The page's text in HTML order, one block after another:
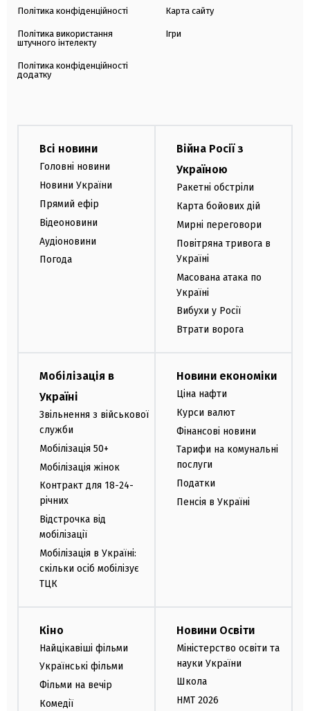
Політика конфіденційності
Політика використання
штучного інтелекту
Політика конфіденційності
додатку
Карта сайту
Ігри
Всі новини
Головні новини
Новини України
Прямий ефір
Відеоновини
Аудіоновини
Погода
Війна Росії з
Україною
Ракетні обстріли
Карта бойових дій
Мирні переговори
Повітряна тривога в
Україні
Масована атака по
Україні
Вибухи у Росії
Втрати ворога
Мобілізація в
Україні
Звільнення з військової
служби
Мобілізація 50+
Мобілізація жінок
Контракт для 18-24-
річних
Відстрочка від
мобілізації
Мобілізація в Україні:
скільки осіб мобілізує
ТЦК
Новини економіки
Ціна нафти
Курси валют
Фінансові новини
Тарифи на комунальні
послуги
Податки
Пенсія в Україні
Кіно
Найцікавіші фільми
Українські фільми
Фільми на вечір
Комедії
Новини Освіти
Міністерство освіти та
науки України
Школа
НМТ 2026